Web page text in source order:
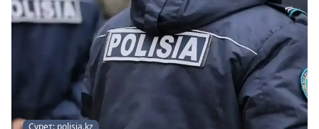
Сурет: polisia.kz